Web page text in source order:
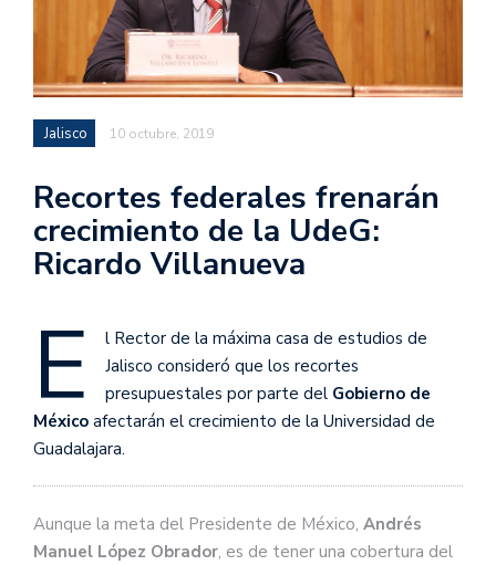
Jalisco 10 octubre, 2019
Recortes federales frenarán
crecimiento de la UdeG:
Ricardo Villanueva
E
l Rector de la máxima casa de estudios de
Jalisco consideró que los recortes
presupuestales por parte del Gobierno de
México afectarán el crecimiento de la Universidad de
Guadalajara.
Aunque la meta del Presidente de México, Andrés
Manuel López Obrador, es de tener una cobertura del